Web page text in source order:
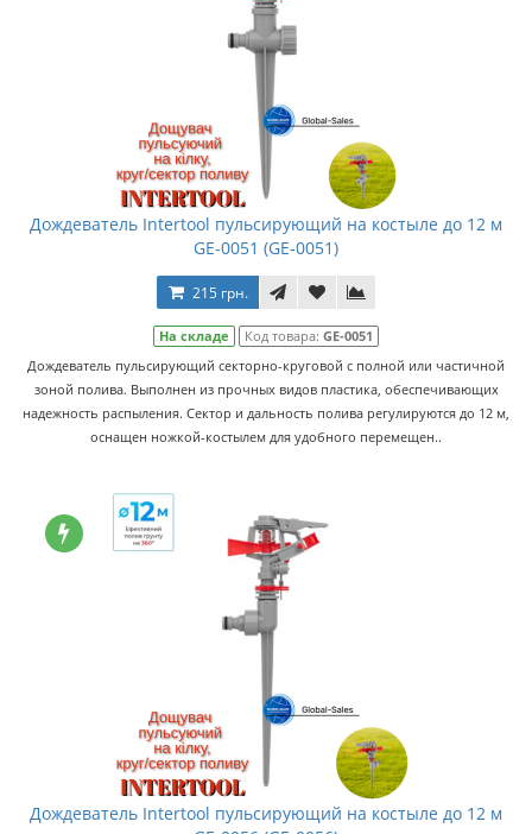
Дождеватель Intertool пульсирующий на костыле до 12 м
GE-0051 (GE-0051)
215 грн.
На складе Код товара: GE-0051
Дождеватель пульсирующий секторно-круговой с полной или частичной
зоной полива. Выполнен из прочных видов пластика, обеспечивающих
надежность распыления. Сектор и дальность полива регулируются до 12 м,
оснащен ножкой-костылем для удобного перемещен..
Дождеватель Intertool пульсирующий на костыле до 12 м